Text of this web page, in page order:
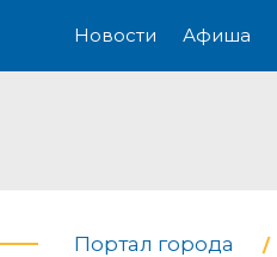
Новости Афиша
Портал города